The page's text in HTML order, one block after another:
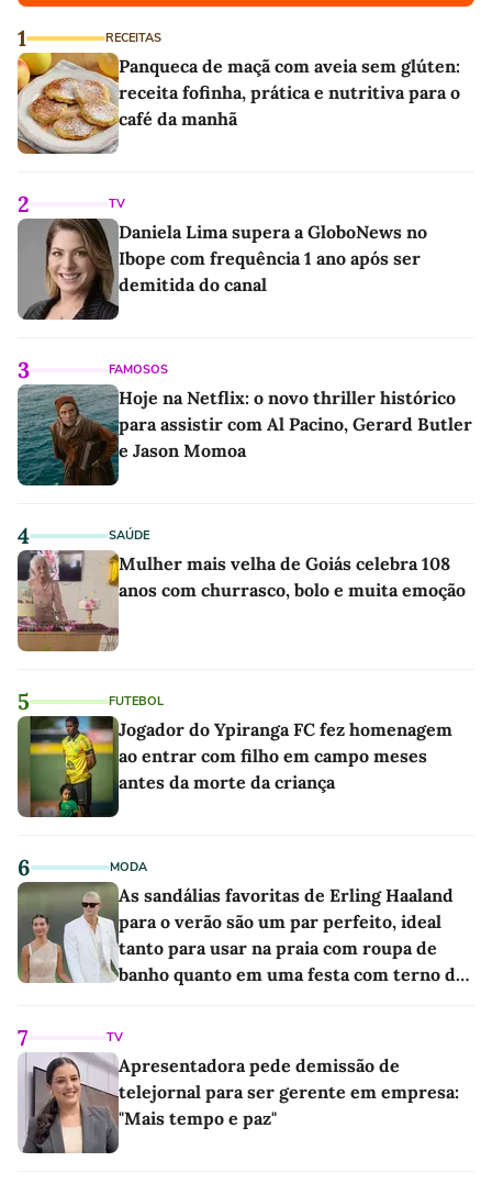
1 RECEITAS
Panqueca de maçã com aveia sem glúten:
receita fofinha, prática e nutritiva para o
café da manhã
2 TV
Daniela Lima supera a GloboNews no
Ibope com frequência 1 ano após ser
demitida do canal
3 FAMOSOS
Hoje na Netflix: o novo thriller histórico
para assistir com Al Pacino, Gerard Butler
e Jason Momoa
4 SAÚDE
Mulher mais velha de Goiás celebra 108
anos com churrasco, bolo e muita emoção
5 FUTEBOL
Jogador do Ypiranga FC fez homenagem
ao entrar com filho em campo meses
antes da morte da criança
6 MODA
As sandálias favoritas de Erling Haaland
para o verão são um par perfeito, ideal
tanto para usar na praia com roupa de
banho quanto em uma festa com terno de
7 TV
Apresentadora pede demissão de
telejornal para ser gerente em empresa:
"Mais tempo e paz"